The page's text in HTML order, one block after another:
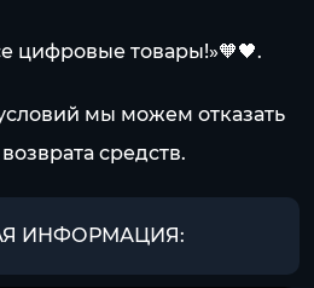
цифровые товары!»🧡🖤.
мы можем отказать
средств.
ИНФОРМАЦИЯ: